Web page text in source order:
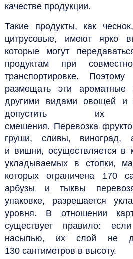
качестве продукции.
Такие продукты, как
цитрусовые, имеют ярко
которые могут
продуктам при
транспортировке.
размещать эти
другими видами овощей и
допустить их
смешения. Перевозка
груши, сливы, виноград,
и вишни, осуществляется в
укладываемых в стопки,
которых ограничена 170
арбузы и тыквы
упаковке, разрешается
уровня. В отношении
существует правило:
насыпью, их слой не
130 сантиметров в высоту.